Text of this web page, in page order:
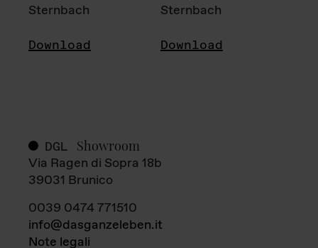
Sternbach
Download
Sternbach
Download
DGL Showroom
Via Ragen di Sopra 18b
39031 Brunico
0039 0474 771510
info@dasganzeleben.it
Note legali